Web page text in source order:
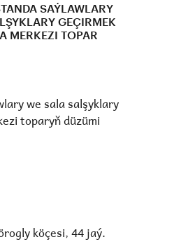
SAÝLAWLARY
GEÇIRMEK
MERKEZI TOPAR
we sala salşyklary
toparyň düzümi
köçesi, 44 jaý.